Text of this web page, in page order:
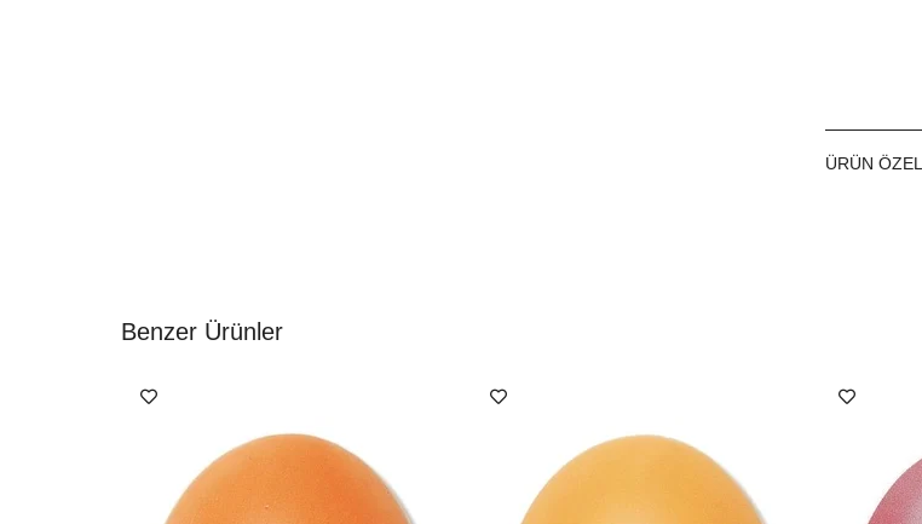
ÜRÜN
Benzer Ürünler